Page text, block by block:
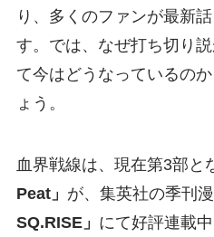
り、多くのファンが最新
す。では、なぜ打ち切り
て今はどうなっているの
ょう。
血界戦線は、現在第3部と
Peat」 が、集英社の季刊
SQ.RISE」 にて好評連載